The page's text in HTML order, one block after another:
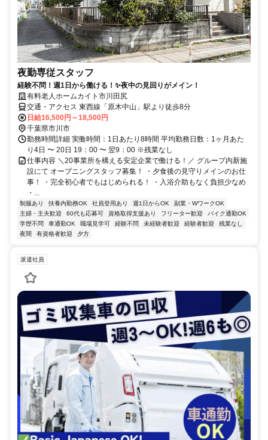
夜勤専従スタッフ
経験不問！週1日から働ける！✨夜中の見回りがメイン！
有料老人ホームカイト市川田尻
交通・アクセス 東西線「原木中山」駅より徒歩8分
日給16,500円～18,500円
千葉県市川市
勤務時間詳細 実働時間：1日あたり8時間 平均勤務日数：1ヶ月あた
り4日 〜 20日 19：00 〜 翌9：00 ※残業なし
仕事内容 ＼20事業所を構える安定企業で働ける！／ グループ内新施
設にて オープニングスタッフ募集！ ・夕食後の見守りメインのお仕
事！ ・完全初心者でもはじめられる！ ・入浴介助もなく負担少なめ
・...
制服あり 扶養内勤務OK 社員登用あり 週1日からOK
副業・WワークOK
主婦・主夫歓迎
60代も応募可 資格取得支援あり フリーター歓迎
バイク通勤OK
学歴不問
車通勤OK 職場見学可 経験不問 未経験者歓迎 経験者歓迎
残業なし
夜間
有資格者歓迎 夕方
派遣社員